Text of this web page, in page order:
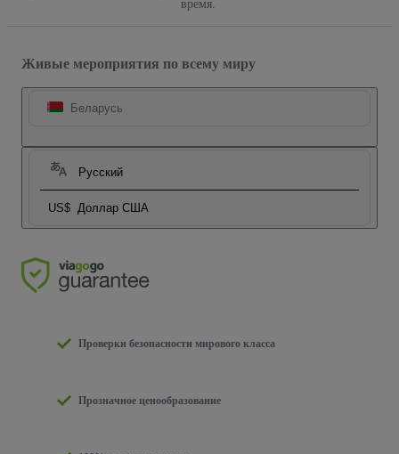
время.
Живые мероприятия по всему миру
Беларусь
Русский
US$ Доллар США
Проверки безопасности мирового класса
Прозначное ценообразование